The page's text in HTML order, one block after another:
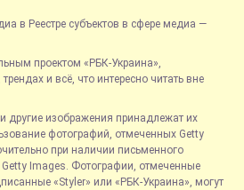
в Реестре субъектов в сфере медиа —
проектом «РБК-Украина»,
и всё, что интересно читать вне
другие изображения принадлежат их
фотографий, отмеченных Getty
при наличии письменного
Getty Images. Фотографии, отмеченные
«Styler» или «РБК-Украина», могут